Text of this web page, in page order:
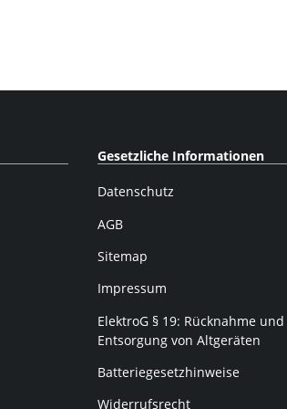
Gesetzliche Informationen
Datenschutz
AGB
Sitemap
Impressum
ElektroG § 19: Rücknahme und
Entsorgung von Altgeräten
Batteriegesetzhinweise
Widerrufsrecht